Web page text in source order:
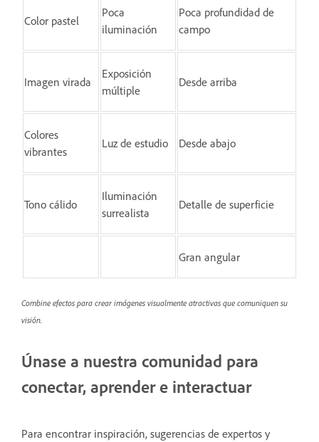
Color pastel
Poca
iluminación
Poca profundidad de
campo
Imagen virada
Exposición
múltiple
Desde arriba
Colores
vibrantes
Luz de estudio Desde abajo
Tono cálido
Iluminación
surrealista
Detalle de superficie
Gran angular
Combine efectos para crear imágenes visualmente atractivas que comuniquen su
visión.
Únase a nuestra comunidad para
conectar, aprender e interactuar
Para encontrar inspiración, sugerencias de expertos y